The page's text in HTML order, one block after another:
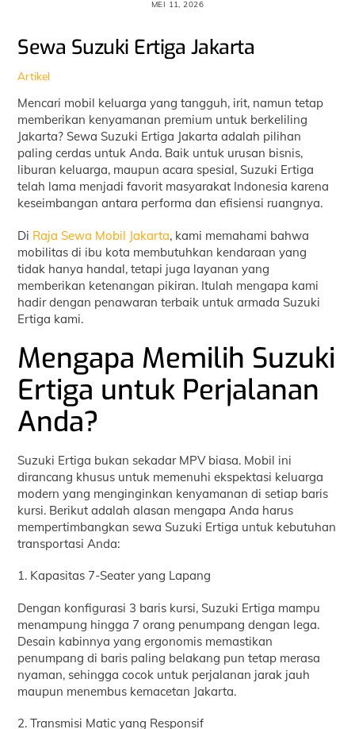
MEI 11, 2026
Sewa Suzuki Ertiga Jakarta
Artikel
Mencari mobil keluarga yang tangguh, irit, namun tetap
memberikan kenyamanan premium untuk berkeliling
Jakarta? Sewa Suzuki Ertiga Jakarta adalah pilihan
paling cerdas untuk Anda. Baik untuk urusan bisnis,
liburan keluarga, maupun acara spesial, Suzuki Ertiga
telah lama menjadi favorit masyarakat Indonesia karena
keseimbangan antara performa dan efisiensi ruangnya.
Di Raja Sewa Mobil Jakarta, kami memahami bahwa
mobilitas di ibu kota membutuhkan kendaraan yang
tidak hanya handal, tetapi juga layanan yang
memberikan ketenangan pikiran. Itulah mengapa kami
hadir dengan penawaran terbaik untuk armada Suzuki
Ertiga kami.
Mengapa Memilih Suzuki
Ertiga untuk Perjalanan
Anda?
Suzuki Ertiga bukan sekadar MPV biasa. Mobil ini
dirancang khusus untuk memenuhi ekspektasi keluarga
modern yang menginginkan kenyamanan di setiap baris
kursi. Berikut adalah alasan mengapa Anda harus
mempertimbangkan sewa Suzuki Ertiga untuk kebutuhan
transportasi Anda:
1. Kapasitas 7-Seater yang Lapang
Dengan konfigurasi 3 baris kursi, Suzuki Ertiga mampu
menampung hingga 7 orang penumpang dengan lega.
Desain kabinnya yang ergonomis memastikan
penumpang di baris paling belakang pun tetap merasa
nyaman, sehingga cocok untuk perjalanan jarak jauh
maupun menembus kemacetan Jakarta.
2. Transmisi Matic yang Responsif